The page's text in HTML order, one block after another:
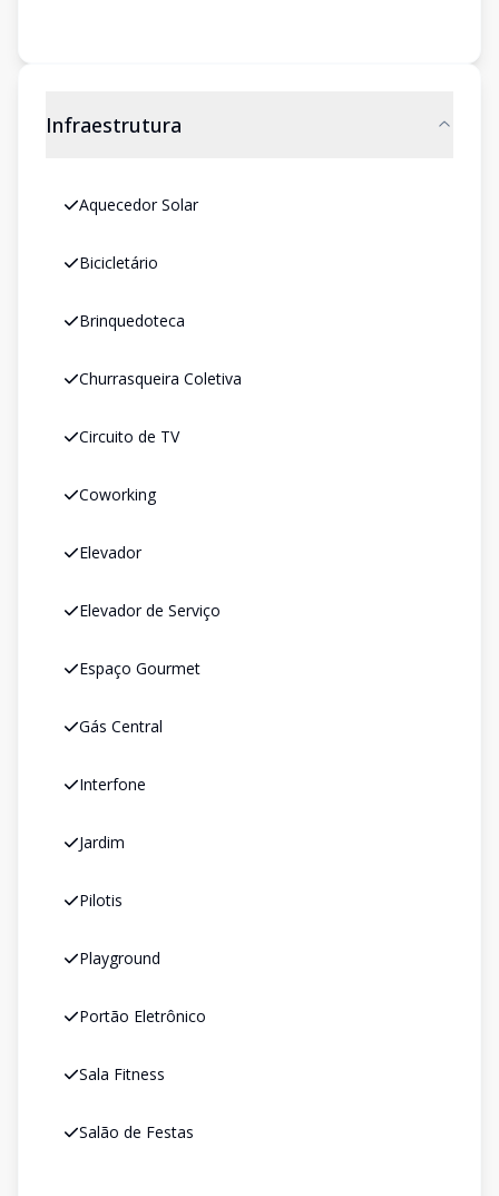
Infraestrutura
Aquecedor Solar
Bicicletário
Brinquedoteca
Churrasqueira Coletiva
Circuito de TV
Coworking
Elevador
Elevador de Serviço
Espaço Gourmet
Gás Central
Interfone
Jardim
Pilotis
Playground
Portão Eletrônico
Sala Fitness
Salão de Festas